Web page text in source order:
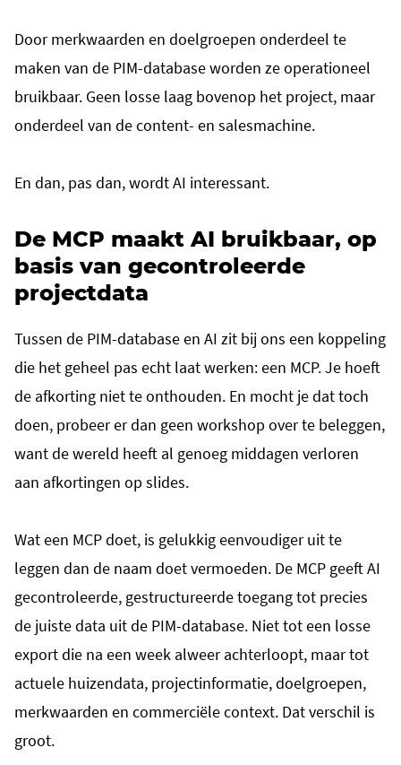
Door merkwaarden en doelgroepen onderdeel te
maken van de PIM-database worden ze operationeel
bruikbaar. Geen losse laag bovenop het project, maar
onderdeel van de content- en salesmachine.
En dan, pas dan, wordt AI interessant.
De MCP maakt AI bruikbaar, op
basis van gecontroleerde
projectdata
Tussen de PIM-database en AI zit bij ons een koppeling
die het geheel pas echt laat werken: een MCP. Je hoeft
de afkorting niet te onthouden. En mocht je dat toch
doen, probeer er dan geen workshop over te beleggen,
want de wereld heeft al genoeg middagen verloren
aan afkortingen op slides.
Wat een MCP doet, is gelukkig eenvoudiger uit te
leggen dan de naam doet vermoeden. De MCP geeft AI
gecontroleerde, gestructureerde toegang tot precies
de juiste data uit de PIM-database. Niet tot een losse
export die na een week alweer achterloopt, maar tot
actuele huizendata, projectinformatie, doelgroepen,
merkwaarden en commerciële context. Dat verschil is
groot.